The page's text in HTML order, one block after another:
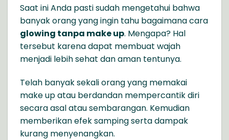
Saat ini Anda pasti sudah mengetahui bahwa
banyak orang yang ingin tahu bagaimana cara
glowing tanpa make up. Mengapa? Hal
tersebut karena dapat membuat wajah
menjadi lebih sehat dan aman tentunya.
Telah banyak sekali orang yang memakai
make up atau berdandan mempercantik diri
secara asal atau sembarangan. Kemudian
memberikan efek samping serta dampak
kurang menyenangkan.